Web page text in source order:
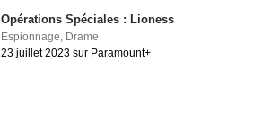
Opérations Spéciales : Lioness
Espionnage, Drame
23 juillet 2023 sur Paramount+